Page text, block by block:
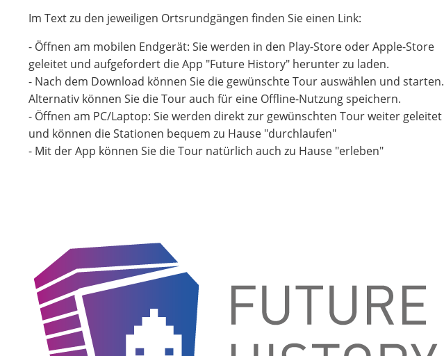
Im Text zu den jeweiligen Ortsrundgängen finden Sie einen Link:
- Öffnen am mobilen Endgerät: Sie werden in den Play-Store oder Apple-Store
geleitet und aufgefordert die App "Future History" herunter zu laden.
- Nach dem Download können Sie die gewünschte Tour auswählen und starten.
Alternativ können Sie die Tour auch für eine Offline-Nutzung speichern.
- Öffnen am PC/Laptop: Sie werden direkt zur gewünschten Tour weiter geleitet
und können die Stationen bequem zu Hause "durchlaufen"
- Mit der App können Sie die Tour natürlich auch zu Hause "erleben"